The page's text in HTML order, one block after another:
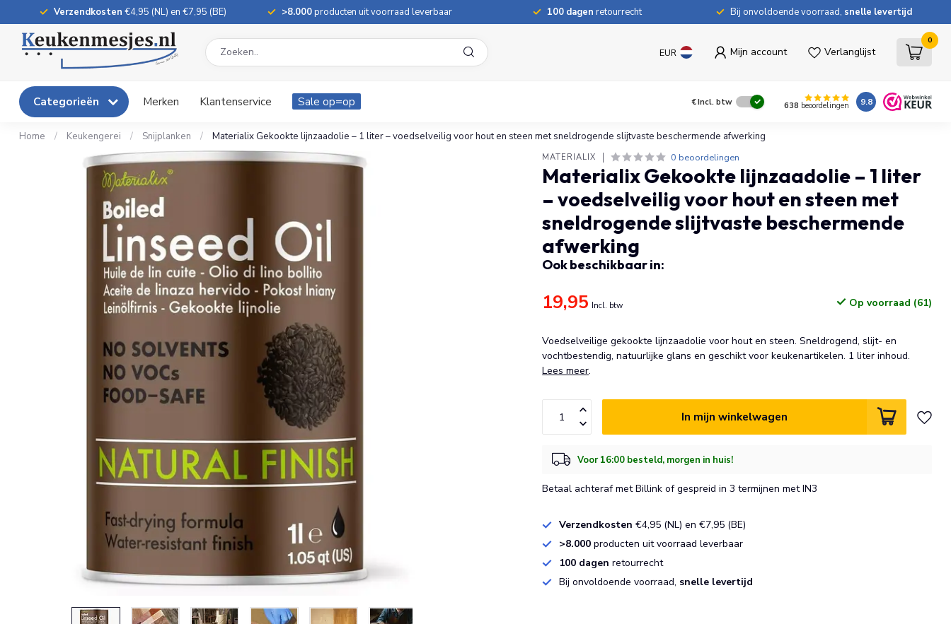
Verzendkosten €4,95 (NL) en €7,95 (BE) >8.000producten uit voorraad leverbaar 100 dagen retourrecht Bij onvoldoende voorraad, snelle levertijd
EUR Mijn account Verlanglijst
0
Categorieën Merken Klantenservice Sale op=op €Incl. btw 638 beoordelingen 9.8
Home / Keukengerei / Snijplanken / Materialix Gekookte lijnzaadolie – 1 liter – voedselveilig voor hout en steen met sneldrogende slijtvaste beschermende afwerking
MATERIALIX 0 beoordelingen
Materialix Gekookte lijnzaadolie – 1 liter
– voedselveilig voor hout en steen met
sneldrogende slijtvaste beschermende
afwerking
Ook beschikbaar in:
19,95 Incl. btw Op voorraad (61)
Voedselveilige gekookte lijnzaadolie voor hout en steen. Sneldrogend, slijt- en
vochtbestendig, natuurlijke glans en geschikt voor keukenartikelen. 1 liter inhoud.
Lees meer.
In mijn winkelwagen
Voor 16:00 besteld, morgen in huis!
Betaal achteraf met Billink of gespreid in 3 termijnen met IN3
Verzendkosten €4,95 (NL) en €7,95 (BE)
>8.000 producten uit voorraad leverbaar
100 dagenretourrecht
Bij onvoldoende voorraad, snelle levertijd